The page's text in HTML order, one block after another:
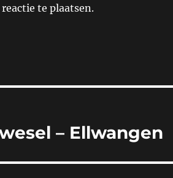
te plaatsen.
– Ellwangen